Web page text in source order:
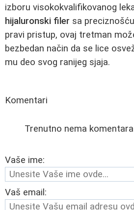
izboru visokokvalifikovanog
hijaluronski filer sa
pravi pristup, ovaj tretman
bezbedan način da se lice
mu deo svog ranijeg sjaja.
Komentari
Trenutno nema
Vaše ime:
Vaš email: